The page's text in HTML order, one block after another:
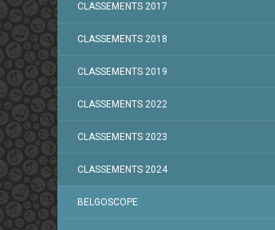
CLASSEMENTS 2017
CLASSEMENTS 2018
CLASSEMENTS 2019
CLASSEMENTS 2022
CLASSEMENTS 2023
CLASSEMENTS 2024
BELGOSCOPE